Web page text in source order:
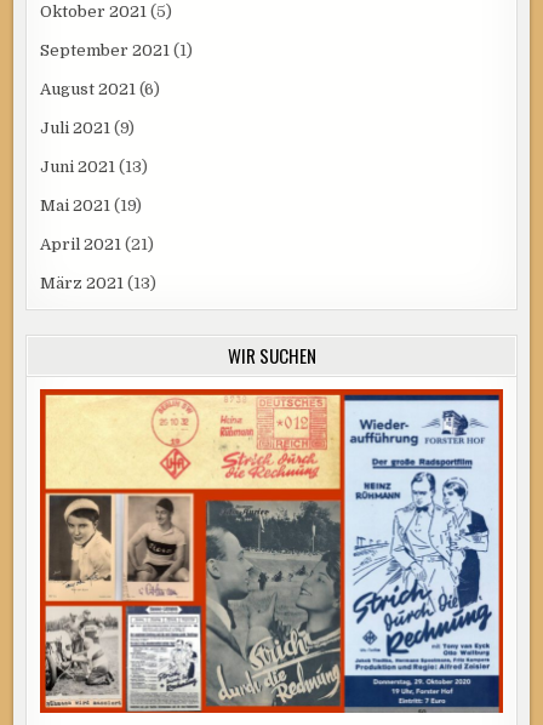
Oktober 2021 (5)
September 2021 (1)
August 2021 (6)
Juli 2021 (9)
Juni 2021 (13)
Mai 2021 (19)
April 2021 (21)
März 2021 (13)
WIR SUCHEN